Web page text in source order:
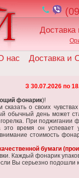
нас Доставка и
З 30.07.2026 по
фонарик)!
о своих
обычный день может
При
время он
стоимость
бумаги
Каждый фонарик
Вы серьезно подошли